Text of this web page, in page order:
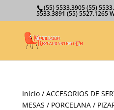
(55) 5533.3905 (55)
5533.3891 (55) 5527.1265
Inicio/ ACCESORIOS DE
MESAS / PORCELANA/